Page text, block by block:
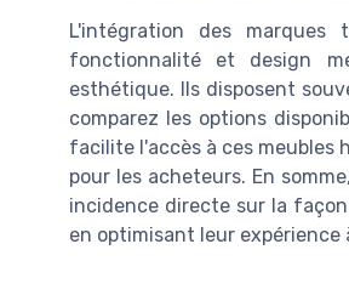
L'intégration des
fonctionnalité et design
esthétique. Ils disposent
comparez les options
facilite l'accès à ces meubles
pour les acheteurs. En
incidence directe sur la
en optimisant leur expérience